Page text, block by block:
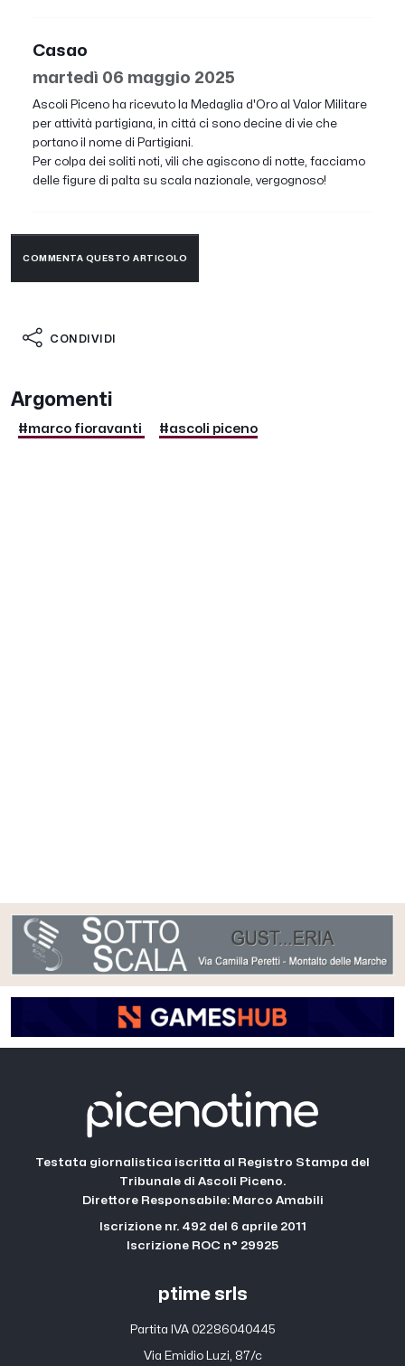
Casao
martedì 06 maggio 2025
Ascoli Piceno ha ricevuto la Medaglia d'Oro al Valor Militare
per attività partigiana, in cittá ci sono decine di vie che
portano il nome di Partigiani.
Per colpa dei soliti noti, vili che agiscono di notte, facciamo
delle figure di palta su scala nazionale, vergognoso!
COMMENTA QUESTO ARTICOLO
CONDIVIDI
Argomenti
#marco fioravanti #ascoli piceno
Testata giornalistica iscritta al Registro Stampa del
Tribunale di Ascoli Piceno.
Direttore Responsabile: Marco Amabili
Iscrizione nr. 492 del 6 aprile 2011
Iscrizione ROC n° 29925
ptime srls
Partita IVA 02286040445
Via Emidio Luzi, 87/c